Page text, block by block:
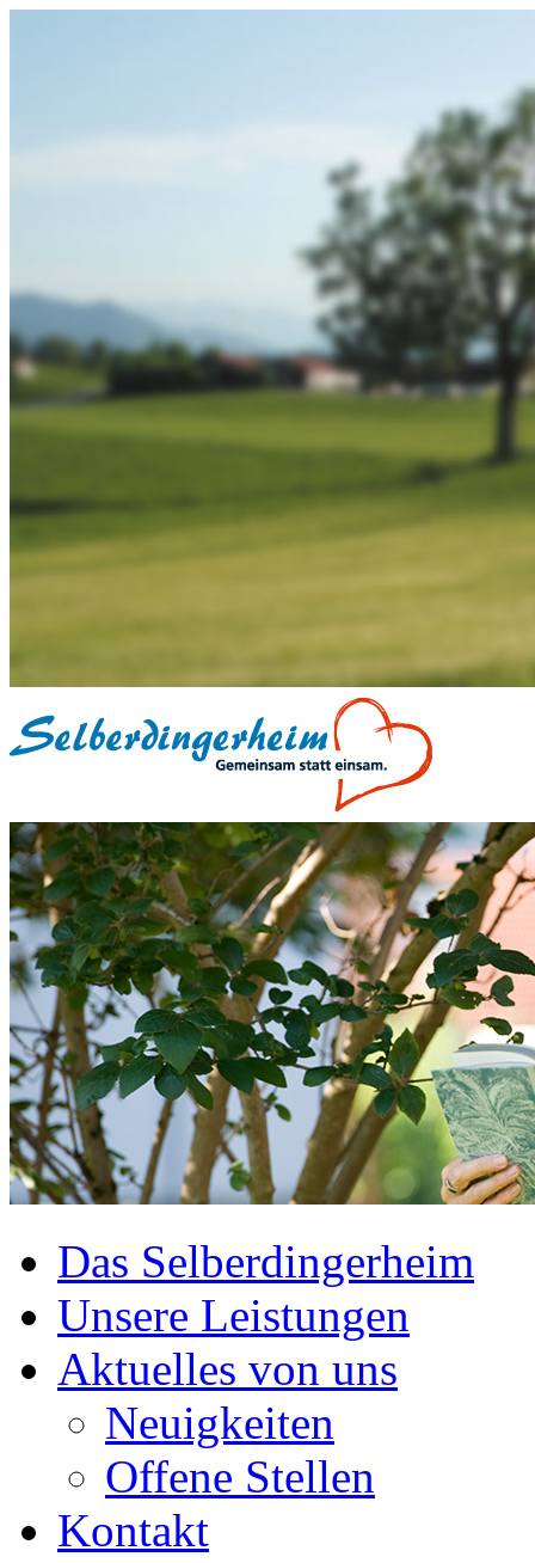
Das Selberdingerheim
Unsere Leistungen
Aktuelles von uns
Neuigkeiten
Offene Stellen
Kontakt